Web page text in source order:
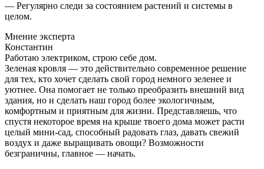
— Регулярно следи за состоянием растений и системы в
целом.
Мнение эксперта
Константин
Работаю электриком, строю себе дом.
Зеленая кровля — это действительно современное решение
для тех, кто хочет сделать свой город немного зеленее и
уютнее. Она помогает не только преобразить внешний вид
здания, но и сделать наш город более экологичным,
комфортным и приятным для жизни. Представляешь, что
спустя некоторое время на крыше твоего дома может расти
целый мини-сад, способный радовать глаз, давать свежий
воздух и даже выращивать овощи? Возможности
безграничны, главное — начать.